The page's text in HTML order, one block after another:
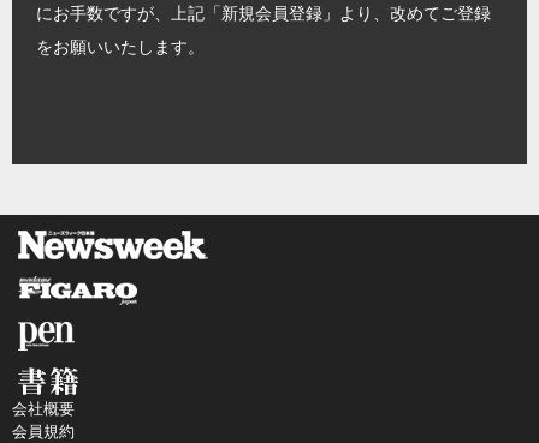
にお手数ですが、上記「新規会員登録」より、改めてご登録
をお願いいたします。
会社概要
会員規約